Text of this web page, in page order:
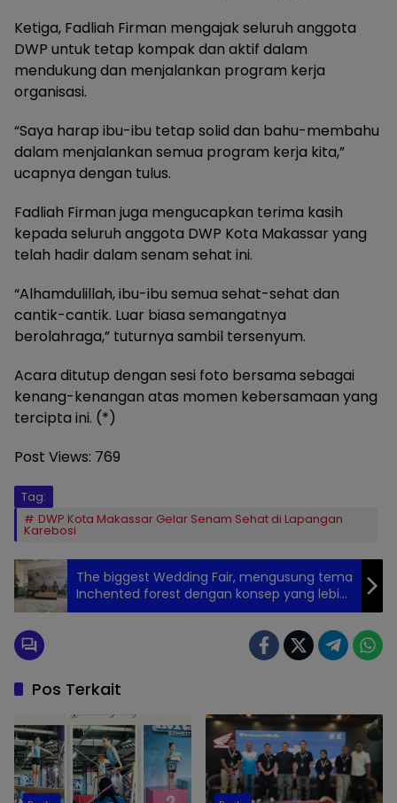
Ketiga, Fadliah Firman mengajak seluruh anggota
DWP untuk tetap kompak dan aktif dalam
mendukung dan menjalankan program kerja
organisasi.
“Saya harap ibu-ibu tetap solid dan bahu-membahu
dalam menjalankan semua program kerja kita,”
ucapnya dengan tulus.
Fadliah Firman juga mengucapkan terima kasih
kepada seluruh anggota DWP Kota Makassar yang
telah hadir dalam senam sehat ini.
“Alhamdulillah, ibu-ibu semua sehat-sehat dan
cantik-cantik. Luar biasa semangatnya
berolahraga,” tuturnya sambil tersenyum.
Acara ditutup dengan sesi foto bersama sebagai
kenang-kenangan atas momen kebersamaan yang
tercipta ini. (*)
Post Views: 769
Tag:
DWP Kota Makassar Gelar Senam Sehat di Lapangan
Karebosi
The biggest Wedding Fair, mengusung tema
Inchented forest dengan konsep yang lebih
medern
Pos Terkait